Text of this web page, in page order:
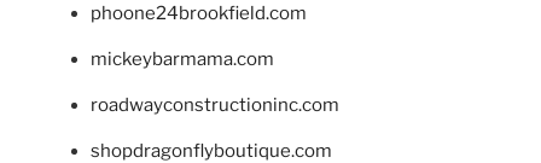
phoone24brookfield.com
mickeybarmama.com
roadwayconstructioninc.com
shopdragonflyboutique.com